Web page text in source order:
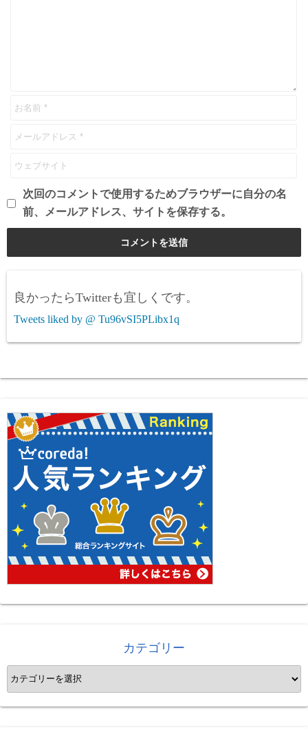
次回のコメントで使用するためブラウザーに自分の名
前、メールアドレス、サイトを保存する。
良かったらTwitterも宜しくです。
Tweets liked by @ Tu96vSI5PLibx1q
カテゴリー
カ
テ
ゴ